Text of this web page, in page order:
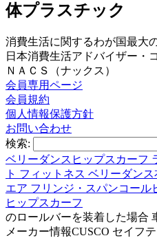
体プラスチック
消費生活に関するわが国最
日本消費生活アドバイザー
ＮＡＣＳ（ナックス）
会員専用ページ
会員規約
個人情報保護方針
お問い合わせ
検索:
ベリーダンスヒップスカーフ
ト フィットネス ベリーダン
エア フリンジ・スパンコール
ヒップスカーフ
のロールバーを装着した場合
メーカー情報CUSCO セイフ